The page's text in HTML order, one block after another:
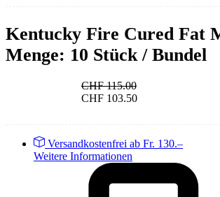
Kentucky Fire Cured Fat
Menge: 10 Stück / Bundel
CHF115.00
CHF103.50
Versandkostenfrei ab Fr. 130.–
Weitere Informationen